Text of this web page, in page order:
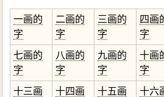
一画的
字
二画的
字
三画的
字
四画
字
七画的
字
八画的
字
九画的
字
十画
字
十三画
十四画
十五画
十六